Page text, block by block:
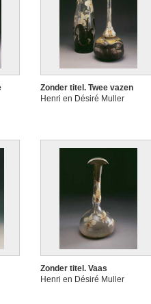
Zonder titel. Twee vazen
Henri en Désiré Muller
Zonder titel. Vaas
Henri en Désiré Muller